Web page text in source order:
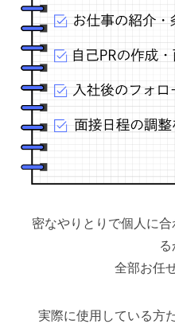
密なやりとりで個人に
る
全部お任
実際に使用している方